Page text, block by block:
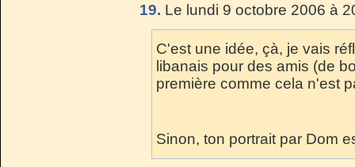
19. Le lundi 9 octobre 2006 à
C'est une idée, çà, je vais
libanais pour des amis (de
première comme cela n'est
Sinon, ton portrait par Dom